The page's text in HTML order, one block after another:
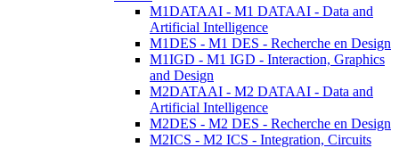
M1DATAAI - M1 DATAAI - Data and
Artificial Intelligence
M1DES - M1 DES - Recherche en Design
M1IGD - M1 IGD - Interaction, Graphics
and Design
M2DATAAI - M2 DATAAI - Data and
Artificial Intelligence
M2DES - M2 DES - Recherche en Design
M2ICS - M2 ICS - Integration, Circuits